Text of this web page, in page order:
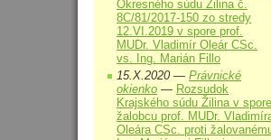
Okresného súdu Žilina č.
8C/81/2017-150 zo stredy
12.VI.2019 v spore prof.
MUDr. Vladimír Oleár CSc.
vs. Ing. Marián Fillo
15.X.2020 — Právnické
okienko — Rozsudok
Krajského súdu Žilina v spore
žalobcu prof. MUDr.
Oleára CSc. proti